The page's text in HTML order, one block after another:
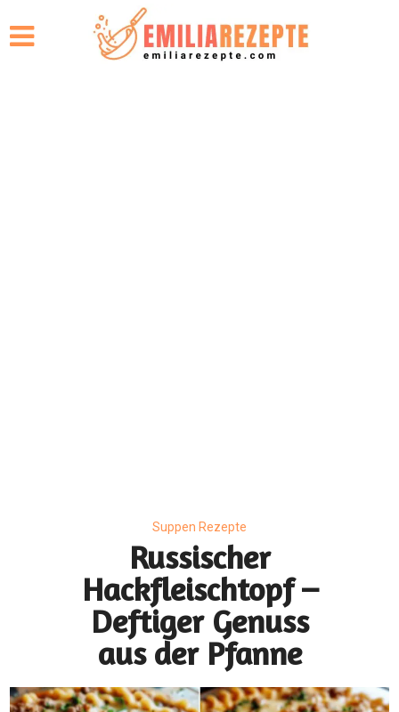
Suppen Rezepte
Russischer
Hackfleischtopf –
Deftiger Genuss
aus der Pfanne